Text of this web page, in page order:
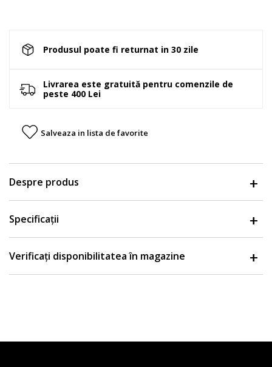
Produsul poate fi returnat in 30 zile
Livrarea este gratuită pentru comenzile de
peste 400 Lei
Salveaza in lista de favorite
Despre produs
Specificații
Verificați disponibilitatea în magazine